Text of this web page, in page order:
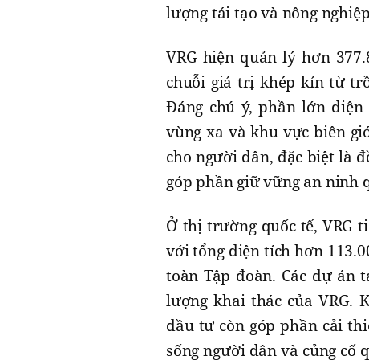
lượng tái tạo và nông
VRG hiện quản lý hơn
chuỗi giá trị khép kín từ
Đáng chú ý, phần lớn
vùng xa và khu vực biên
cho người dân, đặc biệt là
góp phần giữ vững an ninh
Ở thị trường quốc tế, VRG
với tổng diện tích hơn
toàn Tập đoàn. Các dự án
lượng khai thác của VRG.
đầu tư còn góp phần cải
sống người dân và củng cố